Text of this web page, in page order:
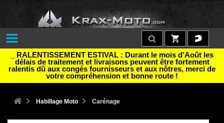
_ RALENTISSEMENT ESTIVAL : Durant le mois d'Août les
délais de traitement et livraisons peuvent être fortement
ralentis dû aux congés fournisseurs et aux nôtres, merci de
votre compréhension et bonne route !
Habillage Moto Carénage